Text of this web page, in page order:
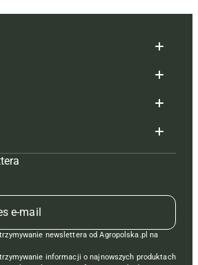
newslettera od Agropolska.pl na
informacji o najnowszych produktach